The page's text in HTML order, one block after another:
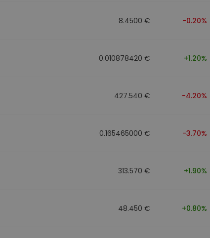
8.4500 € -0.20%
0.010878420 € +1.20%
427.540 € -4.20%
0.165465000 € -3.70%
313.570 € +1.90%
48.450 € +0.80%